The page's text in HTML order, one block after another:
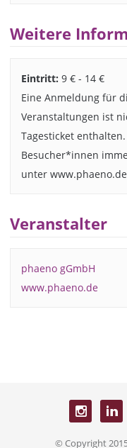
Weitere
Eintritt: 9 € - 14 €
Eine Anmeldung für
Veranstaltungen ist
Tagesticket
Besucher*innen
unter
Veranstalter
phaeno gGmbH
www.phaeno.de
© Copyright